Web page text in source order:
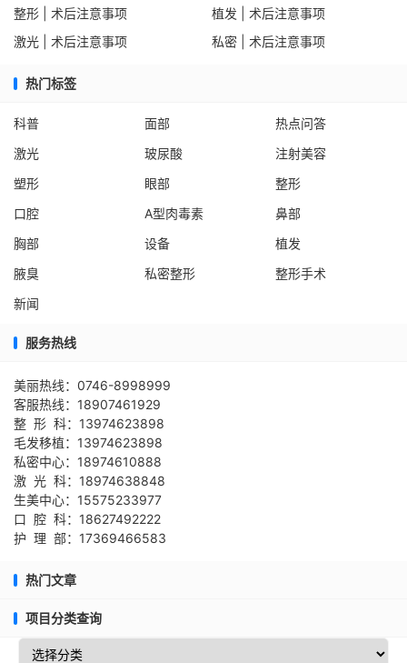
整形 | 术后注意事项
植发 | 术后注意事项
激光 | 术后注意事项
私密 | 术后注意事项
热门标签
科普 面部
热点问答
激光
玻尿酸
注射美容
塑形
眼部
整形
口腔
A型肉毒素
鼻部
胸部
设备
植发
腋臭
私密整形
整形手术
新闻
服务热线
美丽热线：0746-8998999
客服热线：18907461929
整 形 科：13974623898
毛发移植：13974623898
私密中心：18974610888
激 光 科：18974638848
生美中心：15575233977
口 腔 科：18627492222
护 理 部：17369466583
热门文章
项目分类查询